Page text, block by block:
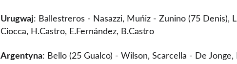
Urugwaj: Ballestreros - Nasazzi, Muńiz - Zunino (75 Denis),
Ciocca, H.Castro, E.Fernández, B.Castro
Argentyna: Bello (25 Gualco) - Wilson, Scarcella - De